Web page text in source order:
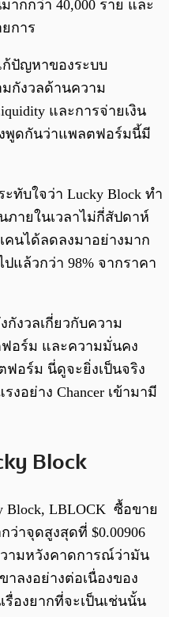
กกว่า 40,000 ราย และ
การ
ก้ปัญหาของระบบ
มกังวลด้านความ
และการจ่ายเงิน
พูดกันว่าแพลตฟอร์มนี้มี
ทับใจว่า Lucky Block ทำ
ภายในเวลาไม่กี่สัปดาห์
นได้ลดลงมาอย่างมาก
แล้วกว่า 98% จากราคา
งวลเกี่ยวกับความ
อร์ม และความมั่นคง
ฟอร์ม นี่ดูจะยิ่งเป็นจริง
อย่าง Chancer เข้ามามี
Block
Block, LBLOCK ซื้อขาย
ว่าจุดสูงสุดที่ $0.00906
ามหวังคาดการณ์ว่ามัน
ลงอย่างต่อเนื่องของ
รื่องยากที่จะเป็นเช่นนั้น